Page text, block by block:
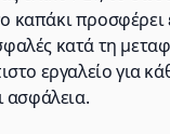
προσφέρει
κατά τη
εργαλείο για
ασφάλεια.